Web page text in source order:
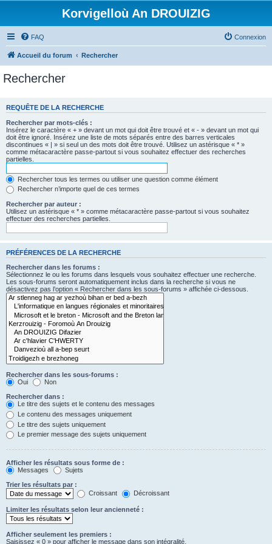
Korvigelloù An DROUIZIG
FAQ Connexion
Accueil du forum Rechercher
Rechercher
REQUÊTE DE LA RECHERCHE
Rechercher par mots-clés :
Insérez le caractère « + » devant un mot qui doit être trouvé et « - » devant un mot qui
doit être ignoré. Insérez une liste de mots séparés entre des barres verticales
discontinues « | » si seul un des mots doit être trouvé. Utilisez un astérisque « * »
comme métacaractère passe-partout si vous souhaitez effectuer des recherches
partielles.
Rechercher tous les termes ou utiliser une question comme élément
Rechercher n’importe quel de ces termes
Rechercher par auteur :
Utilisez un astérisque « * » comme métacaractère passe-partout si vous souhaitez
effectuer des recherches partielles.
PRÉFÉRENCES DE LA RECHERCHE
Rechercher dans les forums :
Sélectionnez le ou les forums dans lesquels vous souhaitez effectuer une recherche.
Les sous-forums seront automatiquement inclus dans la recherche si vous ne
désactivez pas l’option « Rechercher dans les sous-forums » affichée ci-dessous.
Rechercher dans les sous-forums :
Oui
Non
Rechercher dans :
Le titre des sujets et le contenu des messages
Le contenu des messages uniquement
Le titre des sujets uniquement
Le premier message des sujets uniquement
Afficher les résultats sous forme de :
Messages
Sujets
Trier les résultats par :
Croissant
Décroissant
Limiter les résultats selon leur ancienneté :
Afficher seulement les premiers :
Saisissez « 0 » pour afficher le message dans son intégralité.